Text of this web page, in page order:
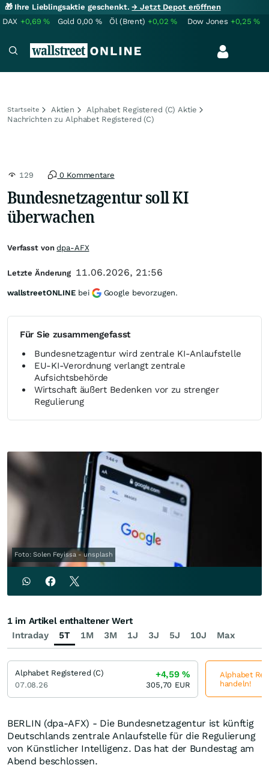
🎁 Ihre Lieblingsaktie geschenkt.→ Jetzt Depot eröffnen
DAX +0,69% Gold 0,00 % Öl (Brent) +0,02% Dow Jones +0,25%
Startseite Aktien
Alphabet Registered (C) Aktie
Nachrichten zu Alphabet Registered (C)
129 0 Kommentare
Bundesnetzagentur soll KI
überwachen
Für Sie zusammengefasst
Bundesnetzagentur wird zentrale KI-Anlaufstelle
EU-KI-Verordnung verlangt zentrale
Aufsichtsbehörde
Wirtschaft äußert Bedenken vor zu strenger
Regulierung
Foto: Solen Feyissa - unsplash
BERLIN (dpa-AFX) - Die Bundesnetzagentur ist künftig
Deutschlands zentrale Anlaufstelle für die Regulierung
von Künstlicher Intelligenz. Das hat der Bundestag am
Abend beschlossen.
Verfasst vondpa-AFX
Letzte Änderung 11.06.2026, 21:56
wallstreetONLINE bei Google bevorzugen.
Intraday 5T 1M 3M 1J 3J 5J 10J Max
1 im Artikel enthaltener Wert
Alphabet Registered (C)
07.08.26
+4,59%
305,70 EUR
Alphabet
handeln!